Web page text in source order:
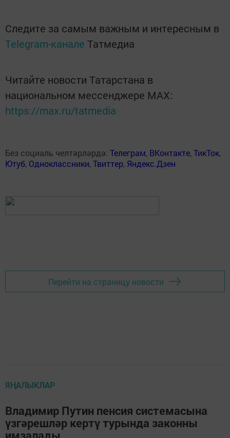
Следите за самым важным и интересным в
Telegram-канале Татмедиа
Читайте новости Татарстана в
национальном мессенджере MАХ:
https://max.ru/tatmedia
Без социаль челтәрләрдә: Телеграм, ВКонтакте,ТикТок,
Ютуб, Одноклассники,Твиттер, Яндекс.Дзен
Перейти на страницу новости
ЯҢАЛЫКЛАР
Владимир Путин пенсия системасына
үзгәрешләр кертү турында законны